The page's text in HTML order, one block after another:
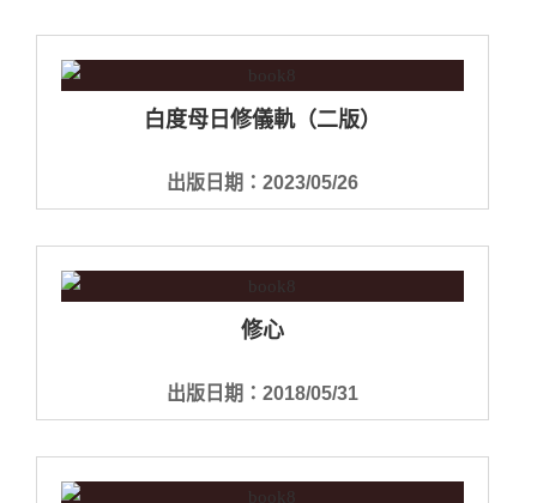
白度母日修儀軌（二版）
出版日期：2023/05/26
修心
出版日期：2018/05/31